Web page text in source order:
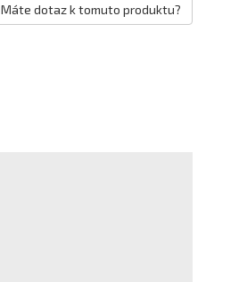
Máte dotaz k tomuto produktu?